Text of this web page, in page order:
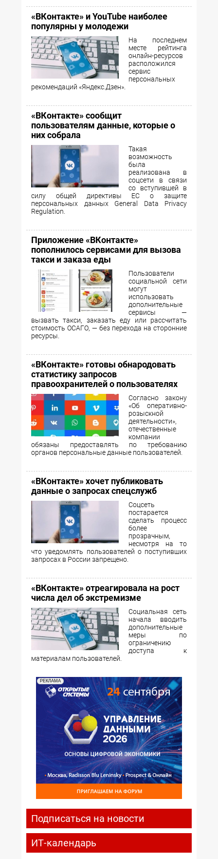
«ВКонтакте» и YouTube наиболее
популярны у молодежи
На последнем
месте рейтинга
онлайн-ресурсов
расположился
сервис
персональных
рекомендаций «Яндекс.Дзен».
«ВКонтакте» сообщит
пользователям данные, которые о
них собрала
Такая
возможность
была
реализована в
соцсети в связи
со вступившей в
силу общей директивы ЕС о защите
персональных данных General Data Privacy
Regulation.
Приложение «ВКонтакте»
пополнилось сервисами для вызова
такси и заказа еды
Пользователи
социальной сети
могут
использовать
дополнительные
сервисы —
вызвать такси, заказать еду или рассчитать
стоимость ОСАГО, — без перехода на сторонние
ресурсы.
«ВКонтакте» готовы обнародовать
статистику запросов
правоохранителей о пользователях
Согласно закону
«Об оперативно-
розыскной
деятельности»,
отечественные
компании
обязаны предоставлять по требованию
органов персональные данные пользователей.
«ВКонтакте» хочет публиковать
данные о запросах спецслужб
Соцсеть
постарается
сделать процесс
более
прозрачным,
несмотря на то
что уведомлять пользователей о поступивших
запросах в России запрещено.
«ВКонтакте» отреагировала на рост
числа дел об экстремизме
Социальная сеть
начала вводить
дополнительные
меры по
ограничению
доступа к
материалам пользователей.
РЕКЛАМА
Подписаться на новости
ИТ-календарь